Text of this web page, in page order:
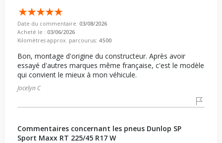
Date du commentaire: 03/08/2026
Acheté le : 03/06/2026
Kilomètres approx. parcourus: 4 500
Bon, montage d'origine du constructeur. Après avoir
essayé d'autres marques même française, c'est le modèle
qui convient le mieux à mon véhicule.
Jocelyn C
Commentaires concernant les pneus Dunlop SP
Sport Maxx RT 225/45 R17 W